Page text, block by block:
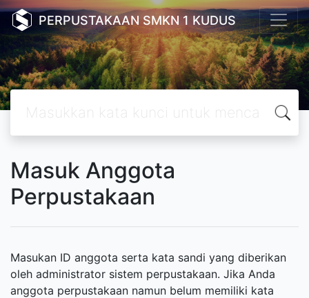
PERPUSTAKAAN SMKN 1 KUDUS
Masuk Anggota
Perpustakaan
Masukan ID anggota serta kata sandi yang diberikan
oleh administrator sistem perpustakaan. Jika Anda
anggota perpustakaan namun belum memiliki kata